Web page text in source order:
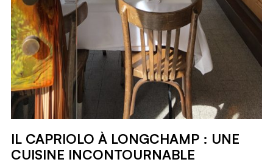
IL CAPRIOLO À LONGCHAMP : UNE
CUISINE INCONTOURNABLE